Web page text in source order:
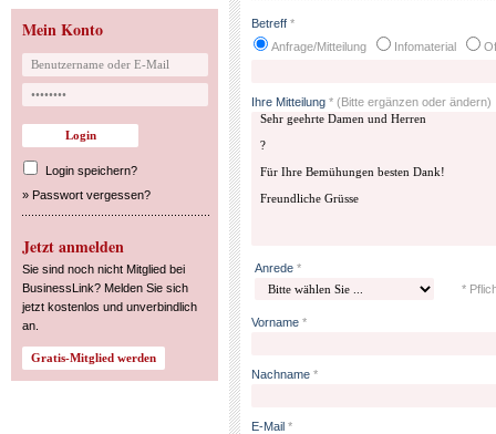
Mein Konto
Login speichern?
» Passwort vergessen?
Jetzt anmelden
Sie sind noch nicht Mitglied bei
BusinessLink? Melden Sie sich
jetzt kostenlos und unverbindlich
an.
Betreff *
Anfrage/Mitteilung
Infomaterial
Ihre Mitteilung * (Bitte ergänzen oder ändern)
Anrede *
*
Vorname *
Nachname *
E-Mail *